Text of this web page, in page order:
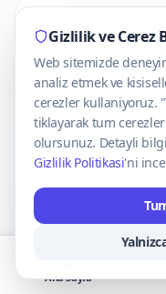
© 2025
VISA
Gizlilik ve Cerez
Web sitemizde
analiz etmek ve
cerezler kullaniyoruz.
tiklayarak tum
olursunuz. Detayli
Gizlilik Politikasi'ni
Ana Sayfa